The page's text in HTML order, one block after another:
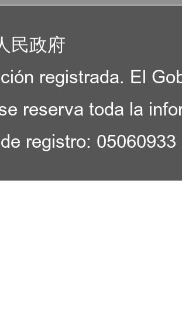
民政府
registrada. El
reserva toda la
registro: 05060933